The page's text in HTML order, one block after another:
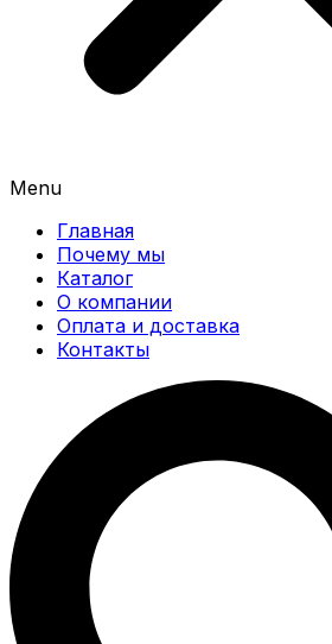
Menu
Главная
Почему мы
Каталог
О компании
Оплата и доставка
Контакты